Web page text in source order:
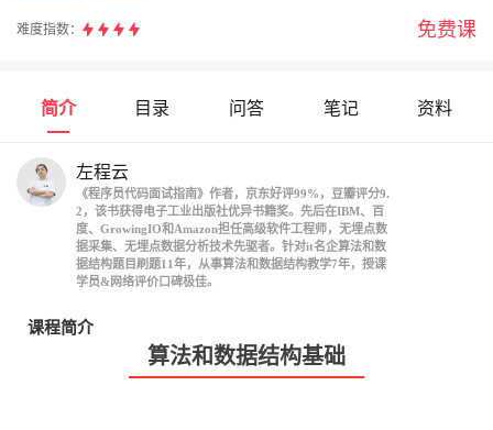
难度指数： 免费课
简介 目录 问答 笔记 资料
左程云
《程序员代码面试指南》作者，京东好评99%，豆瓣评分9.
2，该书获得电子工业出版社优异书籍奖。先后在IBM、百
度、GrowingIO和Amazon担任高级软件工程师，无埋点数
据采集、无埋点数据分析技术先驱者。针对it名企算法和数
据结构题目刷题11年，从事算法和数据结构教学7年，授课
学员&网络评价口碑极佳。
课程简介
算法和数据结构基础